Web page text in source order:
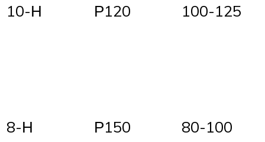
10-Н
Р120 100-125
8-Н Р150 80-100